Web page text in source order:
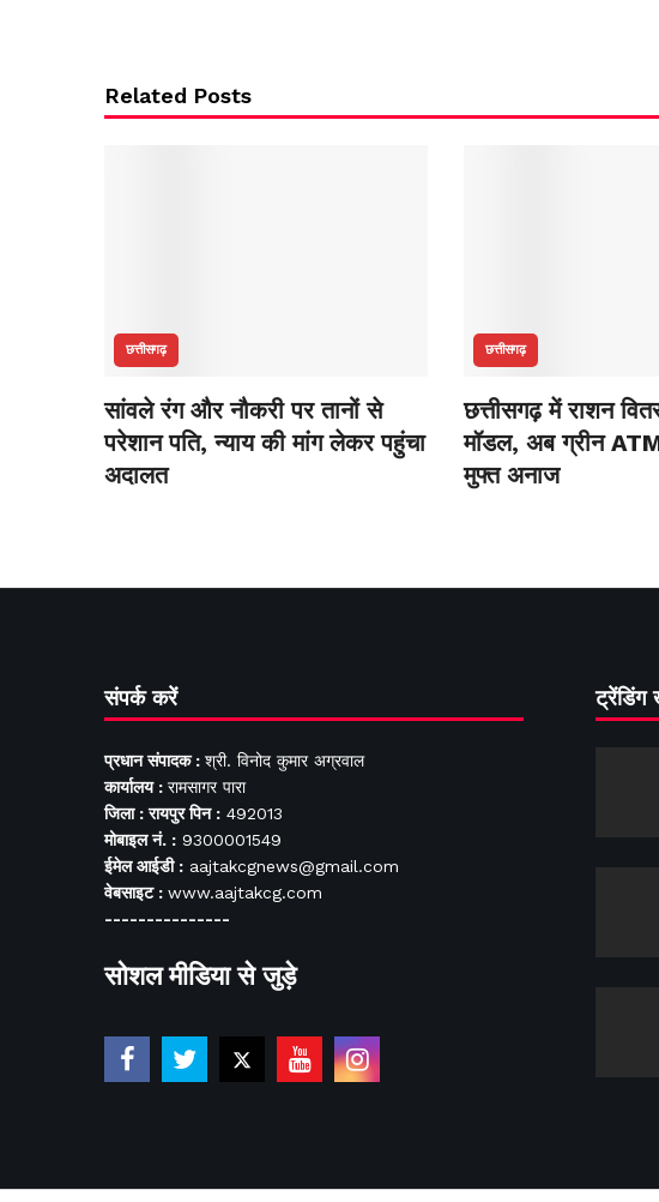
Related Posts
छत्तीसगढ़
सांवले रंग और नौकरी पर तानों से
परेशान पति, न्याय की मांग लेकर पहुंचा
अदालत
छत्तीसगढ़
छत्तीसगढ़ में राशन
मॉडल, अब ग्रीन
मुफ्त अनाज
संपर्क करें
प्रधान संपादक : श्री. विनोद कुमार अग्रवाल
कार्यालय : रामसागर पारा
जिला : रायपुर पिन : 492013
मोबाइल नं. : 9300001549
ईमेल आईडी : aajtakcgnews@gmail.com
वेबसाइट : www.aajtakcg.com
---------------
सोशल मीडिया से जुड़े
ट्रेंडिंग